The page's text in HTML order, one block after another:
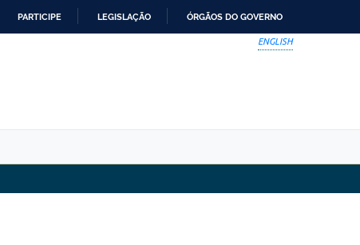
PARTICIPE LEGISLAÇÃO ÓRGÃOS DO GOVERNO
ENGLISH